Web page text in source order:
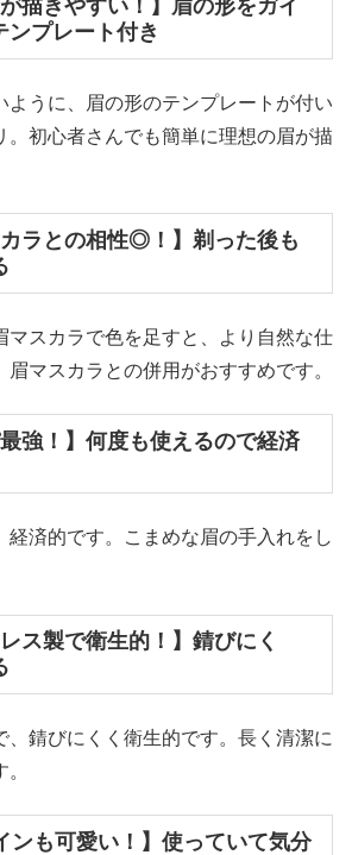
描きやすい！】眉の形をガイ
ンプレート付き
ように、眉の形のテンプレートが付い
。初心者さんでも簡単に理想の眉が描
ラとの相性◎！】剃った後も
マスカラで色を足すと、より自然な仕
眉マスカラとの併用がおすすめです。
強！】何度も使えるので経済
経済的です。こまめな眉の手入れをし
ス製で衛生的！】錆びにく
、錆びにくく衛生的です。長く清潔に
も可愛い！】使っていて気分